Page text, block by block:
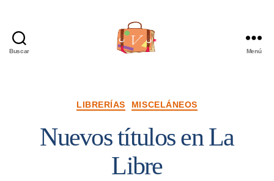
Buscar Menú
Categorías
LIBRERÍAS MISCELÁNEOS
Nuevos títulos en La
Libre